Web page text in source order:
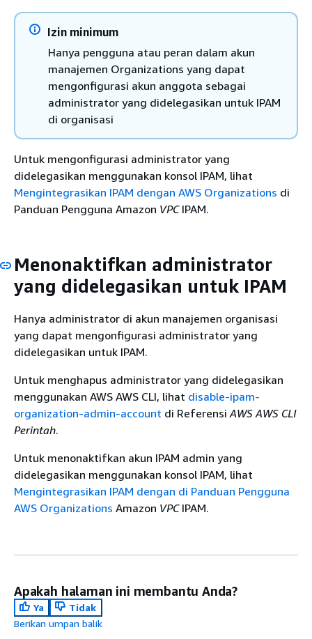
Izin minimum
Hanya pengguna atau peran dalam akun
manajemen Organizations yang dapat
mengonfigurasi akun anggota sebagai
administrator yang didelegasikan untuk IPAM
di organisasi
Untuk mengonfigurasi administrator yang
didelegasikan menggunakan konsol IPAM, lihat
Mengintegrasikan IPAM dengan AWS Organizations di
Panduan Pengguna Amazon VPCIPAM.
Menonaktifkan administrator
yang didelegasikan untuk IPAM
Hanya administrator di akun manajemen organisasi
yang dapat mengonfigurasi administrator yang
didelegasikan untuk IPAM.
Untuk menghapus administrator yang didelegasikan
menggunakan AWS AWS CLI, lihat disable-ipam-
organization-admin-account di ReferensiAWS AWS CLI
Perintah.
Untuk menonaktifkan akun IPAM admin yang
didelegasikan menggunakan konsol IPAM, lihat
Mengintegrasikan IPAM dengan di Panduan Pengguna
AWS Organizations Amazon VPCIPAM.
Apakah halaman ini membantu Anda?
Ya
Tidak
Berikan umpan balik